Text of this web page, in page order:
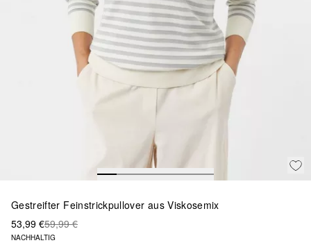
Gestreifter Feinstrickpullover aus Viskosemix
53,99 €59,99 €
NACHHALTIG